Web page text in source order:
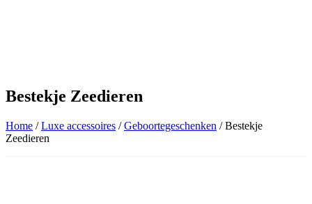
Bestekje Zeedieren
Home /Luxe accessoires /Geboortegeschenken / Bestekje
Zeedieren